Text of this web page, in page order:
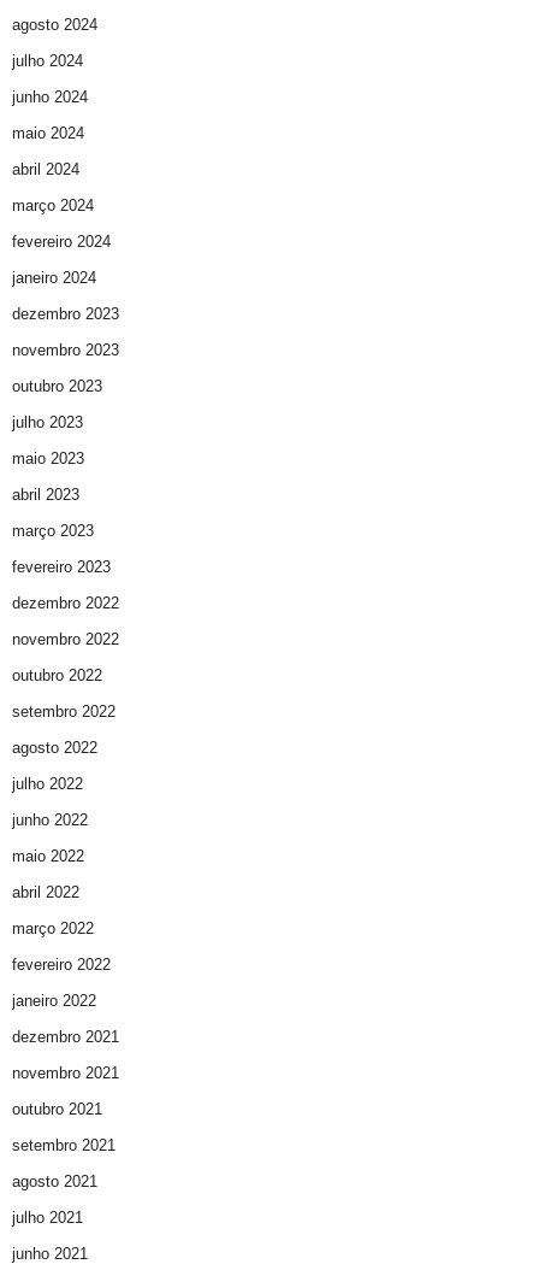
agosto 2024
julho 2024
junho 2024
maio 2024
abril 2024
março 2024
fevereiro 2024
janeiro 2024
dezembro 2023
novembro 2023
outubro 2023
julho 2023
maio 2023
abril 2023
março 2023
fevereiro 2023
dezembro 2022
novembro 2022
outubro 2022
setembro 2022
agosto 2022
julho 2022
junho 2022
maio 2022
abril 2022
março 2022
fevereiro 2022
janeiro 2022
dezembro 2021
novembro 2021
outubro 2021
setembro 2021
agosto 2021
julho 2021
junho 2021